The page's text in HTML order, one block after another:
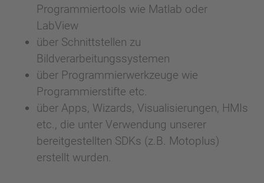
Programmiertools wie Matlab oder
LabView
über Schnittstellen zu
Bildverarbeitungssystemen
über Programmierwerkzeuge wie
Programmierstifte etc.
über Apps, Wizards, Visualisierungen, HMIs
etc., die unter Verwendung unserer
bereitgestellten SDKs (z.B. Motoplus)
erstellt wurden.